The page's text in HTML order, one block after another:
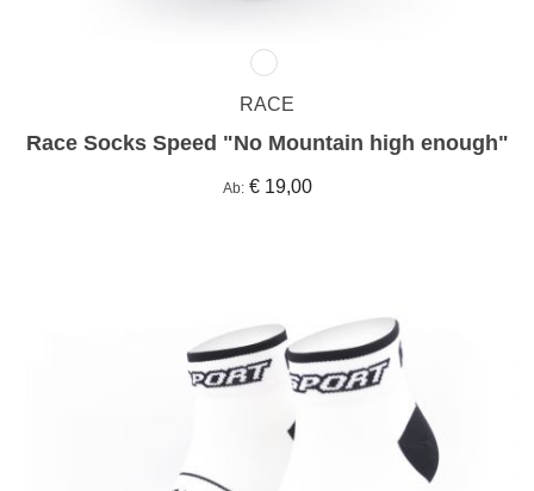
RACE
Race Socks Speed "No Mountain high enough"
Ab € 19,00